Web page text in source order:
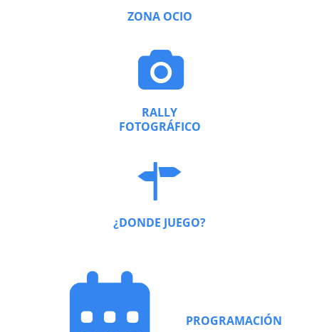
ZONA OCIO
RALLY
FOTOGRÁFICO
¿DONDE JUEGO?
PROGRAMACIÓN